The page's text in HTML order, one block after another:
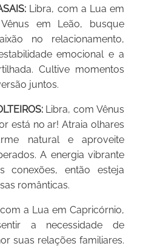
Libra, com a Lua em
em Leão, busque
no relacionamento,
emocional e a
Cultive momentos
juntos.
Libra, com Vênus
está no ar! Atraia olhares
natural e aproveite
A energia vibrante
conexões, então esteja
românticas.
a Lua em Capricórnio,
a necessidade de
suas relações familiares.